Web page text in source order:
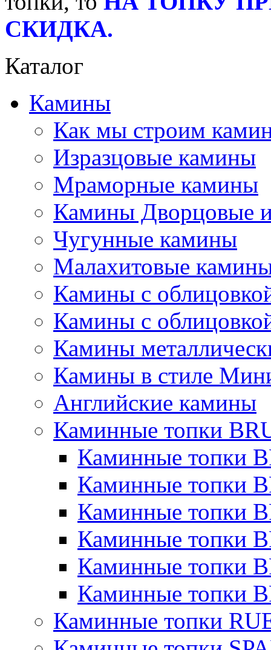
СКИДКА.
Каталог
Камины
Как мы строим
Изразцовые камины
Мраморные камины
Камины Дворцовые
Чугунные камины
Малахитовые
Камины с
Камины с
Камины
Камины в стиле
Английские камины
Каминные топки
Каминные топки
Каминные топки
Каминные топки
Каминные топки
Каминные топки
Каминные топки
Каминные топки